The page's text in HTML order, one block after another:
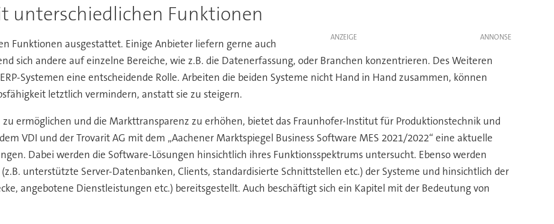
unterschiedlichen Funktionen
ANZEIGE
Funktionen ausgestattet. Einige Anbieter liefern gerne auch
sich andere auf einzelne Bereiche, wie z.B. die Datenerfassung, oder Branchen konzentrieren. Des Weiteren
Systemen eine entscheidende Rolle. Arbeiten die beiden Systeme nicht Hand in Hand zusammen, können
letztlich vermindern, anstatt sie zu steigern.
zu ermöglichen und die Markttransparenz zu erhöhen, bietet das Fraunhofer-Institut für Produktionstechnik und
VDI und der Trovarit AG mit dem „Aachener Marktspiegel Business Software MES 2021/2022“ eine aktuelle
Dabei werden die Software-Lösungen hinsichtlich ihres Funktionsspektrums untersucht. Ebenso werden
unterstützte Server-Datenbanken, Clients, standardisierte Schnittstellen etc.) der Systeme und hinsichtlich der
angebotene Dienstleistungen etc.) bereitsgestellt. Auch beschäftigt sich ein Kapitel mit der Bedeutung von